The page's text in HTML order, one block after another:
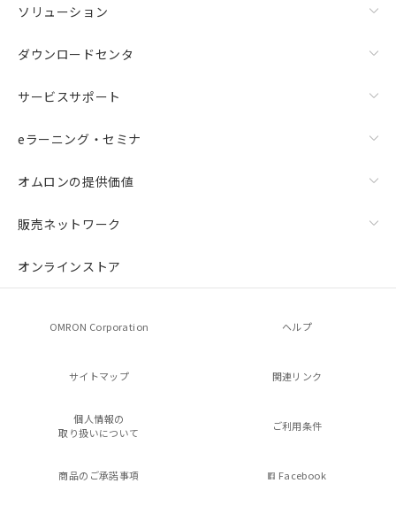
ソリューション
ダウンロードセンタ
サービスサポート
eラーニング・セミナ
オムロンの提供価値
販売ネットワーク
オンラインストア
OMRON Corporation ヘルプ
サイトマップ 関連リンク
個人情報の
取り扱いについて
ご利用条件
商品のご承諾事項 Facebook